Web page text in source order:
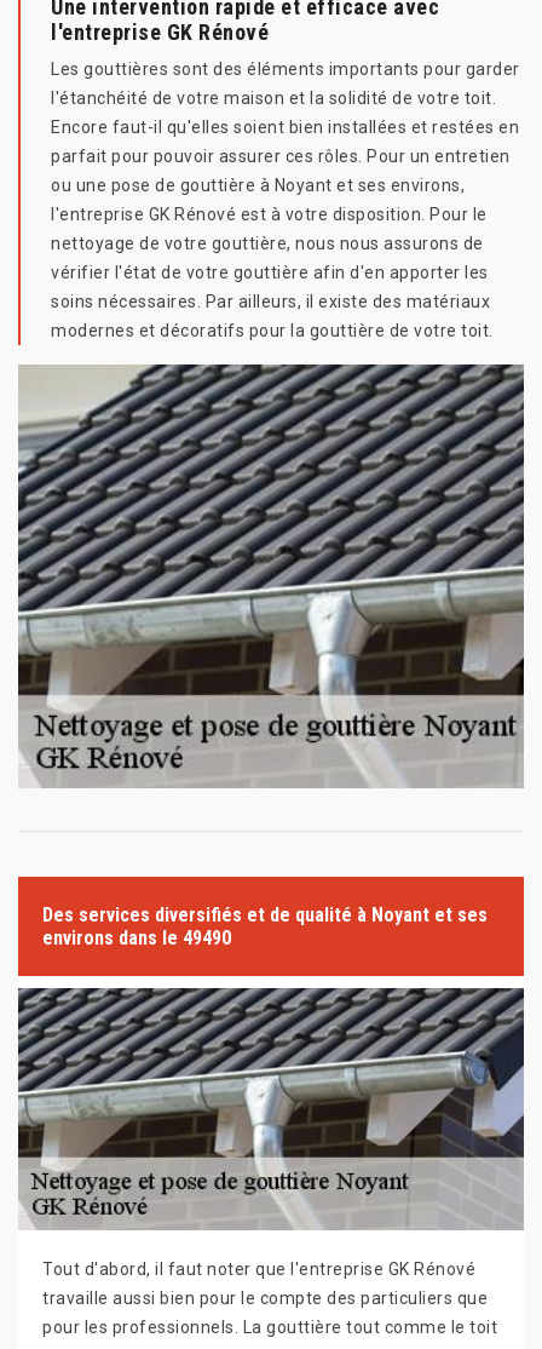
Une intervention rapide et efficace avec
l'entreprise GK Rénové
Les gouttières sont des éléments importants pour garder
l'étanchéité de votre maison et la solidité de votre toit.
Encore faut-il qu'elles soient bien installées et restées en
parfait pour pouvoir assurer ces rôles. Pour un entretien
ou une pose de gouttière à Noyant et ses environs,
l'entreprise GK Rénové est à votre disposition. Pour le
nettoyage de votre gouttière, nous nous assurons de
vérifier l'état de votre gouttière afin d'en apporter les
soins nécessaires. Par ailleurs, il existe des matériaux
modernes et décoratifs pour la gouttière de votre toit.
Des services diversifiés et de qualité à Noyant et ses
environs dans le 49490
Tout d'abord, il faut noter que l'entreprise GK Rénové
travaille aussi bien pour le compte des particuliers que
pour les professionnels. La gouttière tout comme le toit